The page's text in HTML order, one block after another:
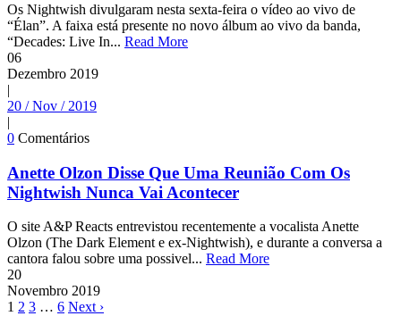
Os Nightwish divulgaram nesta sexta-feira o vídeo ao vivo de
“Élan”. A faixa está presente no novo álbum ao vivo da banda,
“Decades: Live In... Read More
06
Dezembro 2019
|
20 / Nov / 2019
|
0 Comentários
Anette Olzon Disse Que Uma Reunião Com Os
Nightwish Nunca Vai Acontecer
O site A&P Reacts entrevistou recentemente a vocalista Anette
Olzon (The Dark Element e ex-Nightwish), e durante a conversa a
cantora falou sobre uma possivel... Read More
20
Novembro 2019
1 2 3 … 6 Next ›